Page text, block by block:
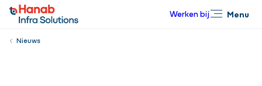
Werken bij Menu
Nieuws
Sluiten